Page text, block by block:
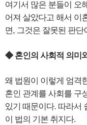
여기서 많은 분들이 오
어져 살았다고 해서 이
면, 그것은 잘못된 판단
◆ 혼인의 사회적 의미
왜 법원이 이렇게 엄격
혼인 관계를 사회를 구
있기 때문이다. 따라서
이 법의 기본 취지다.